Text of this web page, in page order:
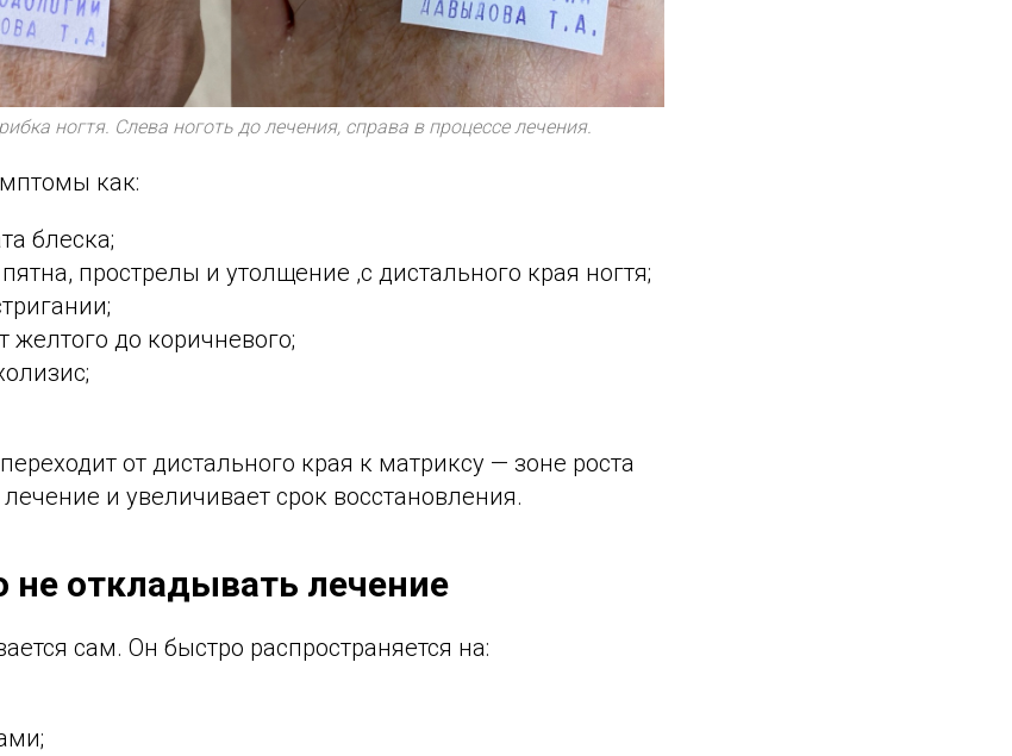
ногтя. Слева ноготь до лечения, справа в процессе лечения.
как:
блеска;
прострелы и утолщение ,с дистального края ногтя;
желтого до коричневого;
от дистального края к матриксу — зоне роста
и увеличивает срок восстановления.
откладывать лечение
сам. Он быстро распространяется на: